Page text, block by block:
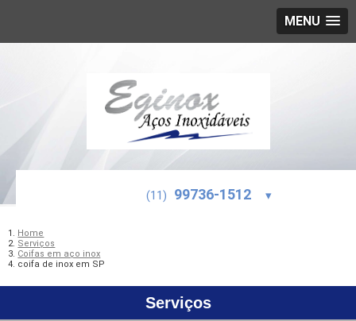
MENU
(11) 99736-1512 ▾
Home
Serviços
Coifas em aço inox
coifa de inox em SP
Serviços